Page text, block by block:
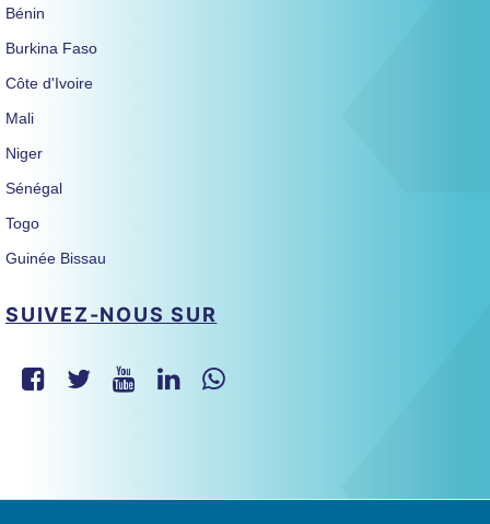
Bénin
Burkina Faso
Côte d'Ivoire
Mali
Niger
Sénégal
Togo
Guinée Bissau
SUIVEZ-NOUS SUR